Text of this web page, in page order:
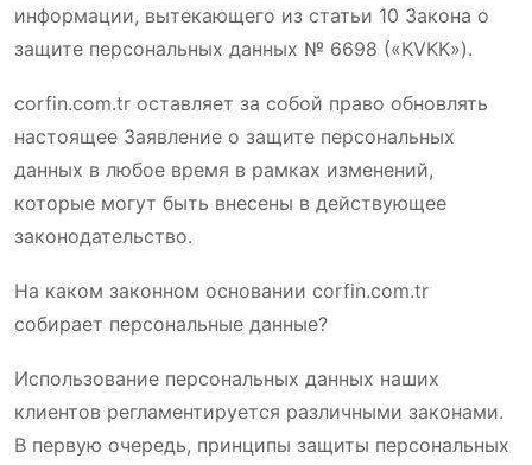
информации, вытекающего из статьи 10 Закона о
защите персональных данных № 6698 («KVKK»).
corfin.com.tr оставляет за собой право обновлять
настоящее Заявление о защите персональных
данных в любое время в рамках изменений,
которые могут быть внесены в действующее
законодательство.
На каком законном основании corfin.com.tr
собирает персональные данные?
Использование персональных данных наших
клиентов регламентируется различными законами.
В первую очередь, принципы защиты персональных